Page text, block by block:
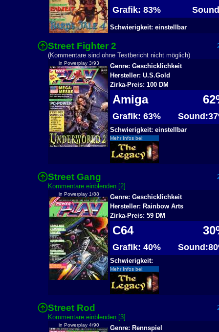
Grafik: 83%
Schwierigkeit: einstellbar
Street Fighter 2
(Kommentare sind ohne Testbericht nicht möglich)
in Powerplay 3/93
Genre: Geschicklichkeit
Hersteller: U.S.Gold
Zirka-Preis: 100 DM
Amiga
Grafik: 63%
Schwierigkeit: einstellbar
Mehr Infos bei:
Street Gang
Kommentare einblenden [2]
in Powerplay 1/88
Genre: Geschicklichkeit
Hersteller: Rainbow Arts
Zirka-Preis: 59 DM
C64
Grafik: 40%
Schwierigkeit:
Mehr Infos bei:
Street Rod
Kommentare einblenden [3]
in Powerplay 4/90
Genre: Rennspiel